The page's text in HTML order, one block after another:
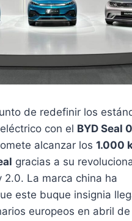
de redefinir los
con el BYD Seal
alcanzar los 1.000
gracias a su
2.0. La marca china ha
este buque insignia
europeos en abril